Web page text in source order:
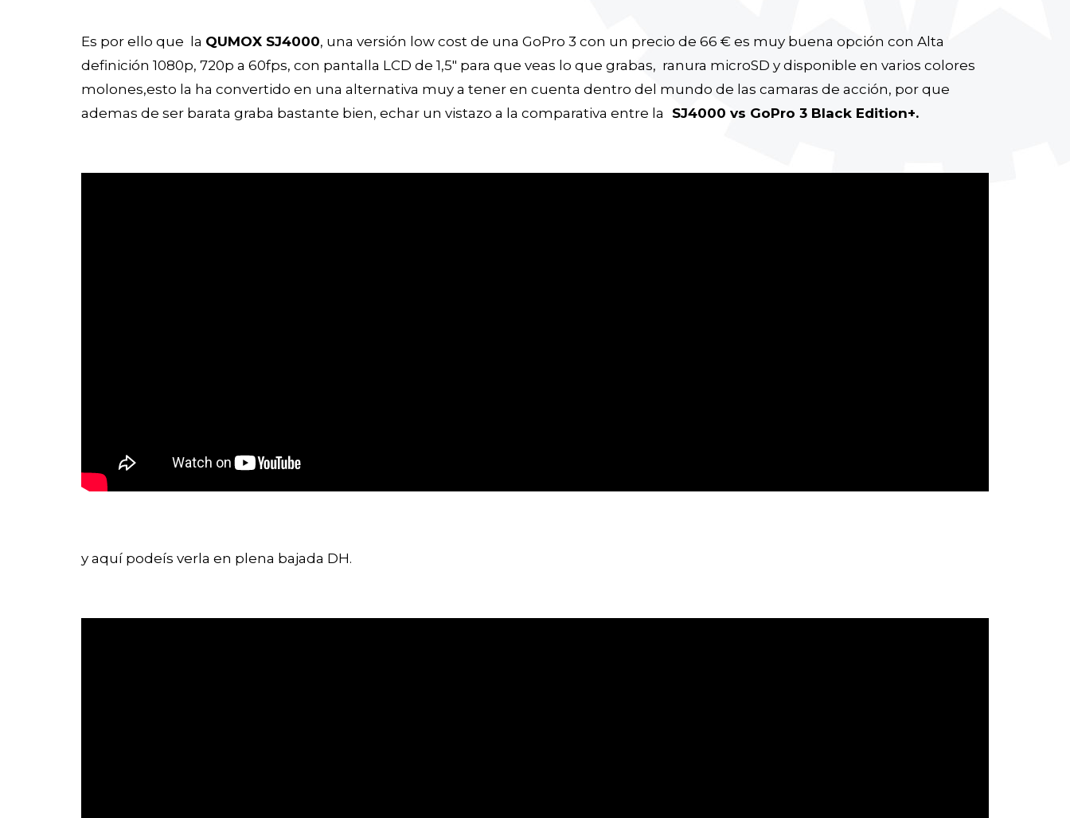
Es por ello que la QUMOX SJ4000, una versión low cost de una GoPro 3 con un precio de 66 € es muy buena opción con Alta
definición 1080p, 720p a 60fps, con pantalla LCD de 1,5" para que veas lo que grabas, ranura microSD y disponible en varios colores
molones,esto la ha convertido en una alternativa muy a tener en cuenta dentro del mundo de las camaras de acción, por que
ademas de ser barata graba bastante bien, echar un vistazo a la comparativa entre la SJ4000 vs GoPro 3 Black Edition+.
y aquí podeís verla en plena bajada DH.